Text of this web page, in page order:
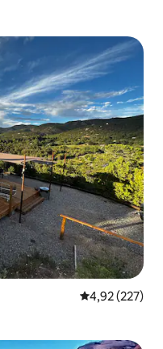
4,92 av 5 i
4,92 (227)